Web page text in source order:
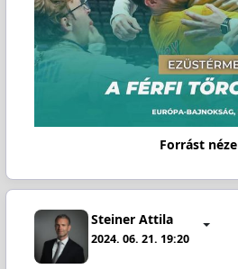
Forrást
Steiner Attila
2024. 06. 21. 19:20